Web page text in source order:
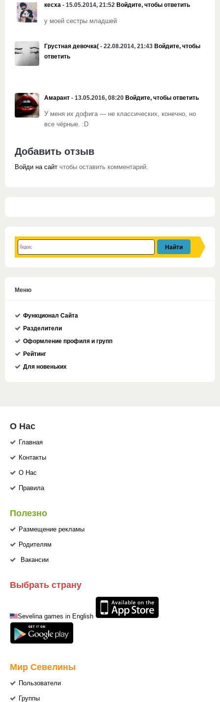
кесха - 15.05.2014, 21:52 Войдите, чтобы ответить
у моей сестры младшей
Грустная девочка( - 22.08.2014, 21:43 Войдите, чтобы
ответить
Амарант - 13.05.2016, 08:20 Войдите, чтобы ответить
У меня их дофига — не классических, конечно, но
все чёрные. :D
Добавить отзыв
Войди на сайт чтобы оставить комментарий.
Меню
Функционал Сайта
Разделители
Оформление профиля и групп
Рейтинг
Для новеньких
О Нас
Главная
Контакты
О Нас
Правила
Полезно
Размещение рекламы
Родителям
Вакансии
Выбрать страну
Sevelina games in English
Мир Севелины
Пользователи
Группы